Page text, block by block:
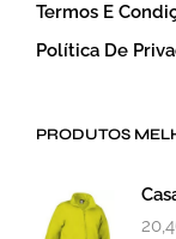
Termos E
Política De
PRODUTOS